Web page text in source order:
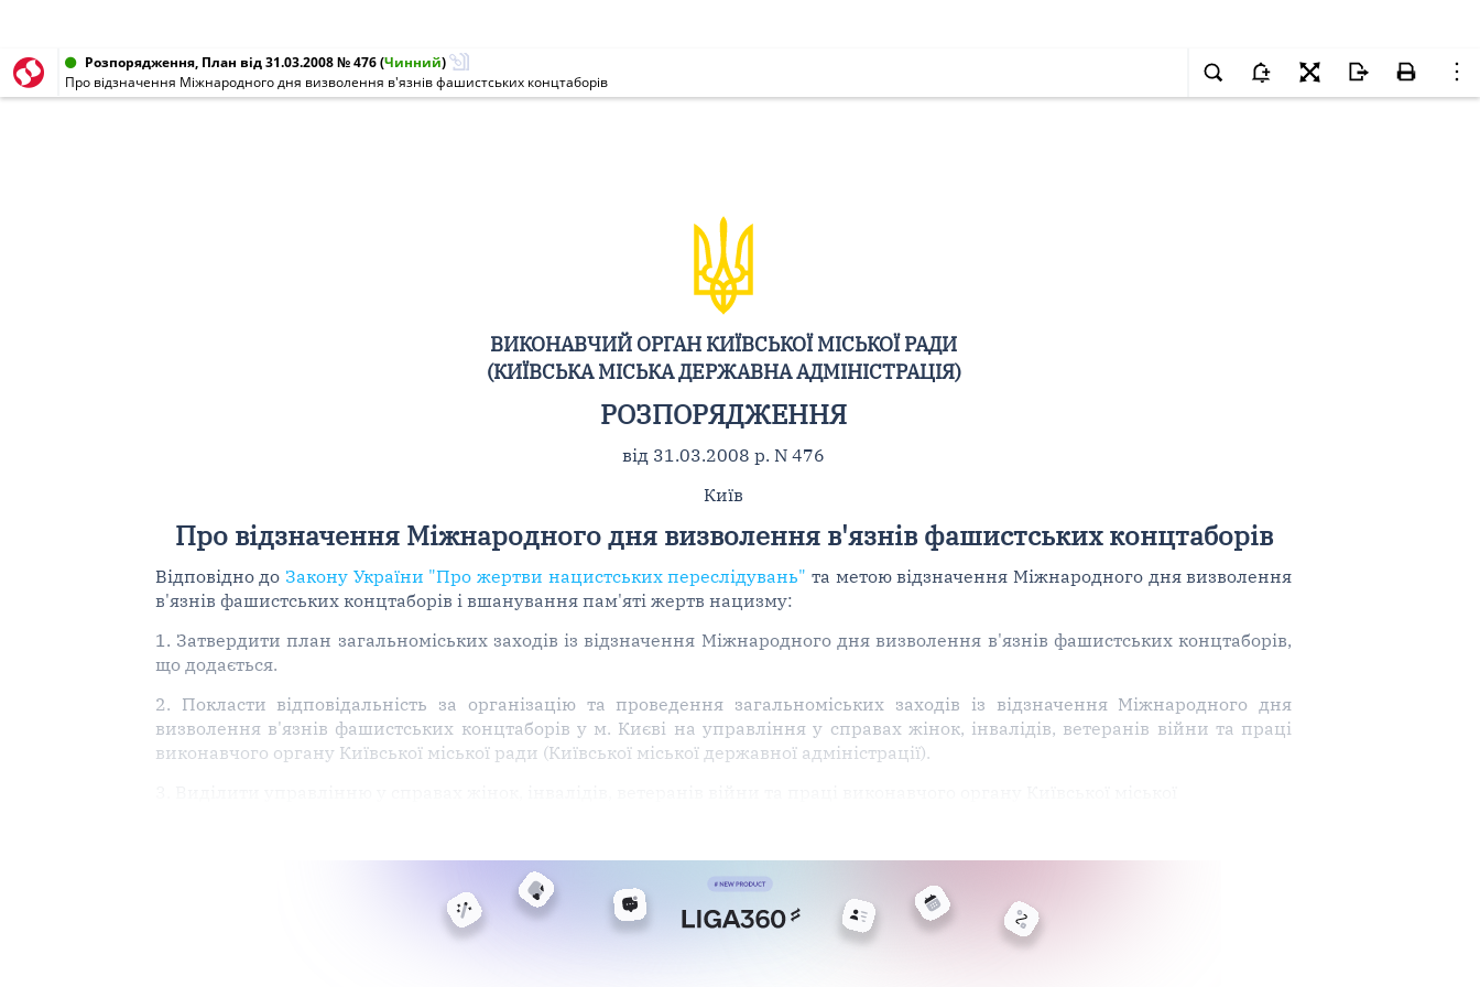
Розпорядження, План від 31.03.2008 № 476(Чинний)
Про відзначення Міжнародного дня визволення в'язнів фашистських концтаборів
ВИКОНАВЧИЙ ОРГАН КИЇВСЬКОЇ МІСЬКОЇ РАДИ
(КИЇВСЬКА МІСЬКА ДЕРЖАВНА АДМІНІСТРАЦІЯ)
РОЗПОРЯДЖЕННЯ
від 31.03.2008 р. N 476
Київ
Про відзначення Міжнародного дня визволення в'язнів фашистських концтаборів
Відповідно до Закону України "Про жертви нацистських переслідувань" та метою відзначення Міжнародного дня визволення
в'язнів фашистських концтаборів і вшанування пам'яті жертв нацизму:
1. Затвердити план загальноміських заходів із відзначення Міжнародного дня визволення в'язнів фашистських концтаборів,
що додається.
2. Покласти відповідальність за організацію та проведення загальноміських заходів із відзначення Міжнародного дня
визволення в'язнів фашистських концтаборів у м. Києві на управління у справах жінок, інвалідів, ветеранів війни та праці
виконавчого органу Київської міської ради (Київської міської державної адміністрації).